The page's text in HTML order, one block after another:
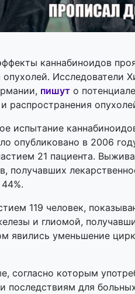
каннабиноидов
опухолей. Исследователи
пишут о
распространения
испытание
опубликовано в 2006
21 пациента.
получавших
119 человек,
и глиомой,
явились уменьшение
согласно которым
последствиям для